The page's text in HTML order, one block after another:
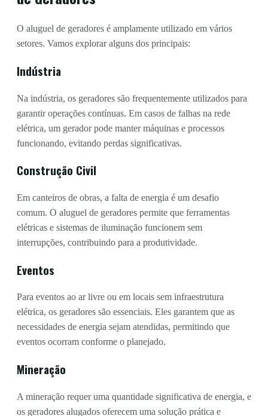
O aluguel de geradores é amplamente utilizado em vários
setores. Vamos explorar alguns dos principais:
Indústria
Na indústria, os geradores são frequentemente utilizados para
garantir operações contínuas. Em casos de falhas na rede
elétrica, um gerador pode manter máquinas e processos
funcionando, evitando perdas significativas.
Construção Civil
Em canteiros de obras, a falta de energia é um desafio
comum. O aluguel de geradores permite que ferramentas
elétricas e sistemas de iluminação funcionem sem
interrupções, contribuindo para a produtividade.
Eventos
Para eventos ao ar livre ou em locais sem infraestrutura
elétrica, os geradores são essenciais. Eles garantem que as
necessidades de energia sejam atendidas, permitindo que
eventos ocorram conforme o planejado.
Mineração
A mineração requer uma quantidade significativa de energia, e
os geradores alugados oferecem uma solução prática e